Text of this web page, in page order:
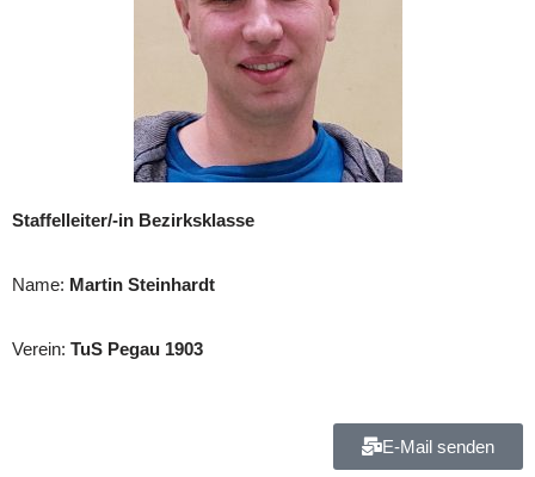
Staffelleiter/-in Bezirksklasse
Name: Martin Steinhardt
Verein: TuS Pegau 1903
E-Mail senden